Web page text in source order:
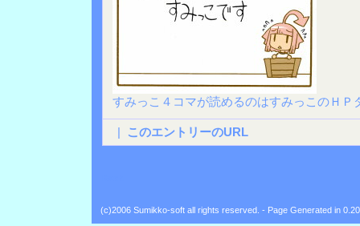
すみっこ４コマが読めるのはすみっこのＨＰ
| このエントリーのURL
(c)2006 Sumikko-soft all rights reserved. - Page Generated in